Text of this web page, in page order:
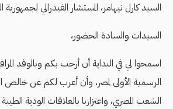
السيد كارل نيهامر، المستشار الفيدرالي لجمهورية
السيدات والسادة الحضور،
اسمحوا لي في البداية أن أرحب بكم وبالوفد
الرسمية الأولى لمصر، وأن أعرب لكم عن خالص
الشعب المصري، واعتزازنا بالعلاقات الودية